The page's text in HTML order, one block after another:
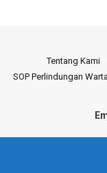
Tentang Kami
SOP Perlindungan